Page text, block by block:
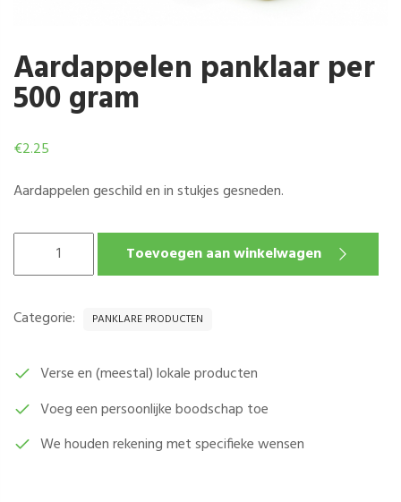
Aardappelen panklaar per
500 gram
€2.25
Aardappelen geschild en in stukjes gesneden.
GRAM
Toevoegen aan winkelwagen
Categorie: PANKLARE PRODUCTEN
Verse en (meestal) lokale producten
Voeg een persoonlijke boodschap toe
We houden rekening met specifieke wensen